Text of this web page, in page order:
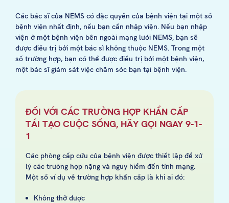
Các bác sĩ của NEMS có đặc quyền của bệnh viện tại một số
bệnh viện nhất định, nếu bạn cần nhập viện. Nếu bạn nhập
viện ở một bệnh viện bên ngoài mạng lưới NEMS, bạn sẽ
được điều trị bởi một bác sĩ không thuộc NEMS. Trong một
số trường hợp, bạn có thể được điều trị bởi một bệnh viện,
một bác sĩ giám sát việc chăm sóc bạn tại bệnh viện.
ĐỐI VỚI CÁC TRƯỜNG HỢP KHẨN CẤP
TÁI TẠO CUỘC SỐNG, HÃY GỌI NGAY 9-1-
1
Các phòng cấp cứu của bệnh viện được thiết lập để xử
lý các trường hợp nặng và nguy hiểm đến tính mạng.
Một số ví dụ về trường hợp khẩn cấp là khi ai đó:
Không thở được